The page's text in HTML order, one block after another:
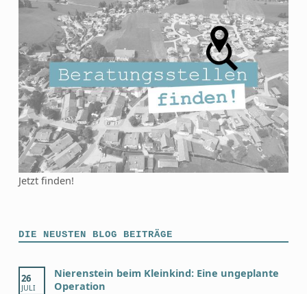
Jetzt finden!
DIE NEUSTEN BLOG BEITRÄGE
26
JULI
Nierenstein beim Kleinkind: Eine ungeplante
Operation